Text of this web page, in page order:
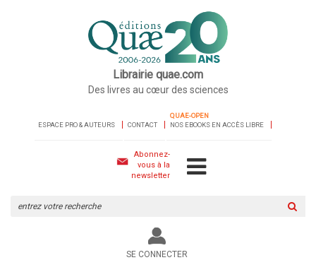
Librairie quae.com
Des livres au cœur des sciences
ESPACE PRO & AUTEURS CONTACT
QUAE-OPEN
NOS EBOOKS EN ACCÈS LIBRE
Abonnez-
vous à la
newsletter
le
site
SE CONNECTER